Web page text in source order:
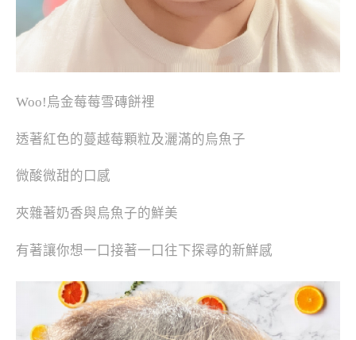
Woo!烏金莓莓雪磚餅裡
透著紅色的蔓越莓顆粒及灑滿的烏魚子
微酸微甜的口感
夾雜著奶香與烏魚子的鮮美
有著讓你想一口接著一口往下探尋的新鮮感